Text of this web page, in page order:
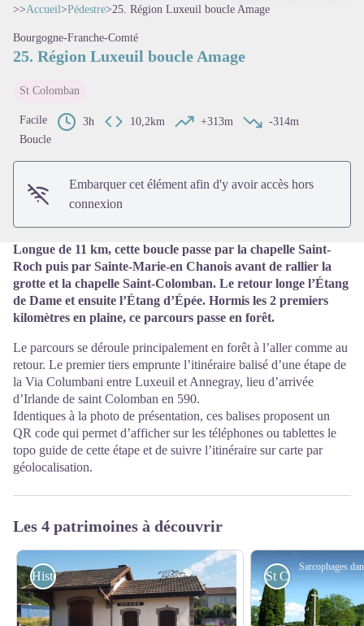
Voir l'image en plein écran
>>Accueil>Pédestre>25. Région Luxeuil boucle Amage
Bourgogne-Franche-Comté
25. Région Luxeuil boucle Amage
St Colomban
Facile 3h 10,2km +313m
-314m
Boucle
Embarquer cet élément afin d'y avoir accès hors
connexion
Longue de 11 km, cette boucle passe par la chapelle Saint-
Roch puis par Sainte-Marie-en Chanois avant de rallier la
grotte et la chapelle Saint-Colomban. Le retour longe l’Étang
de Dame et ensuite l’Étang d’Épée. Hormis les 2 premiers
kilomètres en plaine, ce parcours passe en forêt.
Le parcours se déroule principalement en forêt à l’aller comme au
retour. Le premier tiers emprunte l’itinéraire balisé d’une étape de
la Via Columbani entre Luxeuil et Annegray, lieu d’arrivée
d’Irlande de saint Colomban en 590.
Identiques à la photo de présentation, ces balises proposent un
QR code qui permet d’afficher sur les téléphones ou tablettes le
topo guide de cette étape et de suivre l’itinéraire sur carte par
géolocalisation.
Les 4 patrimoines à découvrir
Historiques St Colomban